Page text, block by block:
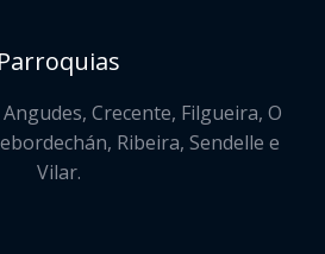
Parroquias
Crecente, Filgueira, O
Ribeira, Sendelle e
Vilar.